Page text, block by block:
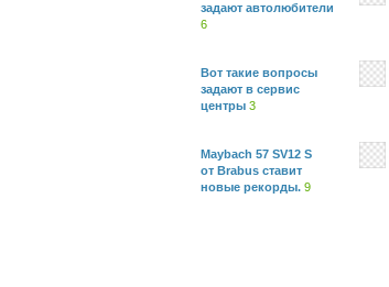
задают автолюбители
6
Вот такие вопросы
задают в сервис
центры 3
Maybach 57 SV12 S
от Brabus ставит
новые рекорды. 9